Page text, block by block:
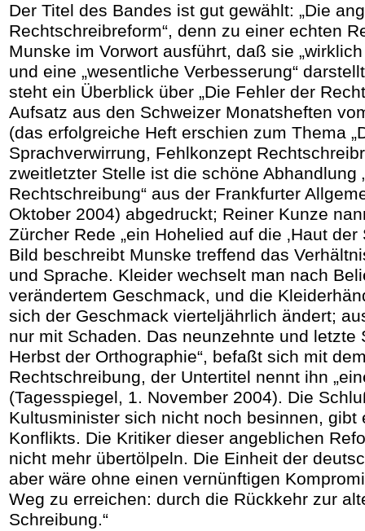
Der Titel des Bandes ist gut gewählt: „Die
Rechtschreibreform“, denn zu einer echten
Munske im Vorwort ausführt, daß sie
und eine „wesentliche Verbesserung“
steht ein Überblick über „Die Fehler der
Aufsatz aus den Schweizer Monatsheften
(das erfolgreiche Heft erschien zum Thema
Sprachverwirrung, Fehlkonzept
zweitletzter Stelle ist die schöne Abhandlung
Rechtschreibung“ aus der Frankfurter
Oktober 2004) abgedruckt; Reiner Kunze
Zürcher Rede „ein Hohelied auf die ‚Haut der
Bild beschreibt Munske treffend das
und Sprache. Kleider wechselt man nach
verändertem Geschmack, und die
sich der Geschmack vierteljährlich ändert;
nur mit Schaden. Das neunzehnte und letzte
Herbst der Orthographie“, befaßt sich mit
Rechtschreibung, der Untertitel nennt ihn
(Tagesspiegel, 1. November 2004). Die
Kultusminister sich nicht noch besinnen, gibt
Konflikts. Die Kritiker dieser angeblichen
nicht mehr übertölpeln. Die Einheit der
aber wäre ohne einen vernünftigen
Weg zu erreichen: durch die Rückkehr zur
Schreibung.“